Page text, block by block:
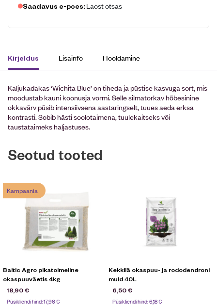
Saadavus e-poes: Laost otsas
Kirjeldus Lisainfo Hooldamine
Kaljukadakas ‘Wichita Blue’ on tiheda ja püstise kasvuga sort, mis
moodustab kauni koonusja vormi. Selle silmatorkav hõbesinine
okkavärv püsib intensiivsena aastaringselt, tuues aeda erksa
kontrasti. Sobib hästi soolotaimena, tuulekaitseks või
taustataimeks haljastuses.
Seotud tooted
Kampaania
Baltic Agro pikatoimeline
okaspuuväetis 4kg
18,90€
Püsikliendi hind:17,96€
Kekkilä okaspuu- ja rododendroni
muld 40L
6,50€
Püsikliendi hind:6,18€